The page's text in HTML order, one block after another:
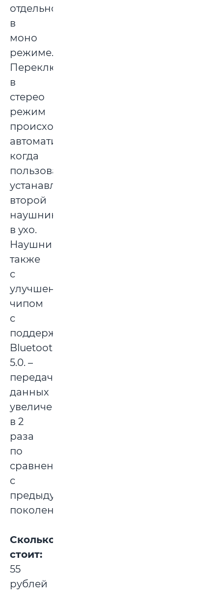
отдельности
в
моно
режиме.
Переключение
в
стерео
режим
происходит
автоматически,
когда
пользователь
устанавливает
второй
наушник
в ухо.
Наушники
также
с
улучшенным
чипом
с
поддержкой
Bluetooth
5.0. –
передача
данных
увеличена
в 2
раза
по
сравнению
с
предыдущим
поколением.
Сколько
стоит:
55
рублей